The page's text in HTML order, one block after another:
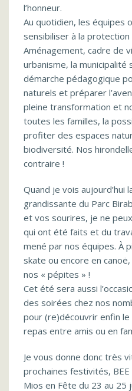
l’honneur.
Au quotidien, les équipes
sensibiliser à la
Aménagement, cadre de
urbanisme, la municipalité
démarche pédagogique
naturels et préparer
pleine transformation et
toutes les familles, la
profiter des espaces
biodiversité. Nos
contraire !
Quand je vois aujourd’hui
grandissante du Parc
et vos sourires, je ne
qui ont été faits et du
mené par nos équipes. À
skate ou encore en
nos « pépites » !
Cet été sera aussi
des soirées chez nos
pour (re)découvrir enfin
repas entre amis ou en
Je vous donne donc très
prochaines festivités,
Mios en Fête du 23 au 25